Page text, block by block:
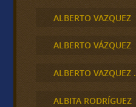
ALBERTO VAZQUEZ
ALBERTO VÁZQUEZ
ALBERTO VAZQUEZ .
ALBITA RODRÍGUEZ